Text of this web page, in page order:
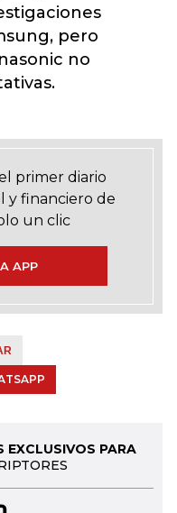
pero
no
primer diario
y financiero de
un clic
APP
EXCLUSIVOS PARA